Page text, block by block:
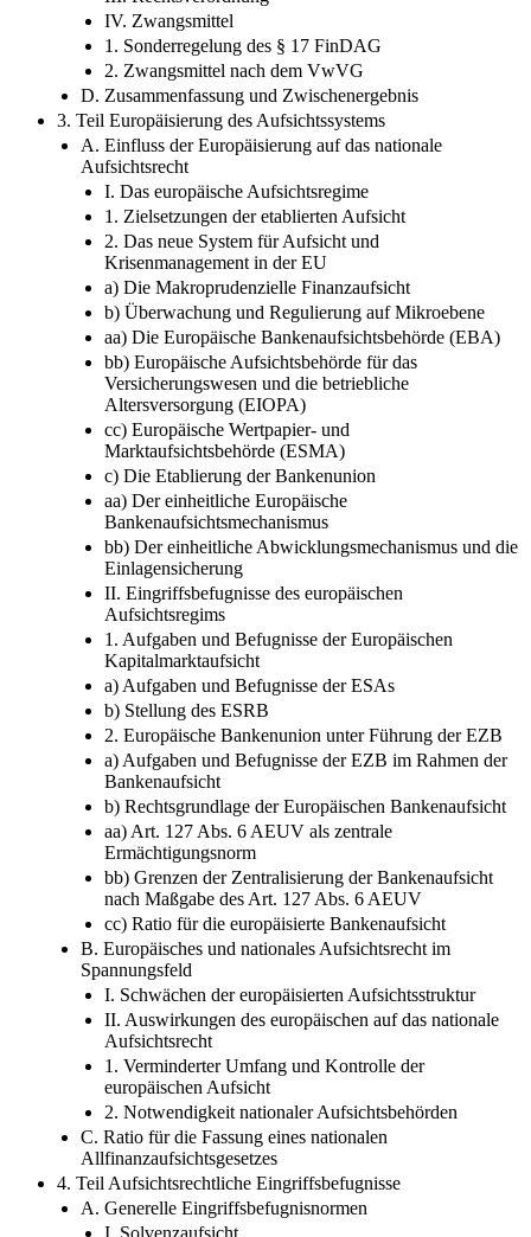
II. Verwaltungsakt gemäß § 35 VwVfG
III. Rechtsverordnung
IV. Zwangsmittel
1. Sonderregelung des § 17 FinDAG
2. Zwangsmittel nach dem VwVG
D. Zusammenfassung und Zwischenergebnis
3. Teil Europäisierung des Aufsichtssystems
A. Einfluss der Europäisierung auf das nationale
Aufsichtsrecht
I. Das europäische Aufsichtsregime
1. Zielsetzungen der etablierten Aufsicht
2. Das neue System für Aufsicht und
Krisenmanagement in der EU
a) Die Makroprudenzielle Finanzaufsicht
b) Überwachung und Regulierung auf Mikroebene
aa) Die Europäische Bankenaufsichtsbehörde (EBA)
bb) Europäische Aufsichtsbehörde für das
Versicherungswesen und die betriebliche
Altersversorgung (EIOPA)
cc) Europäische Wertpapier- und
Marktaufsichtsbehörde (ESMA)
c) Die Etablierung der Bankenunion
aa) Der einheitliche Europäische
Bankenaufsichtsmechanismus
bb) Der einheitliche Abwicklungsmechanismus und die
Einlagensicherung
II. Eingriffsbefugnisse des europäischen
Aufsichtsregims
1. Aufgaben und Befugnisse der Europäischen
Kapitalmarktaufsicht
a) Aufgaben und Befugnisse der ESAs
b) Stellung des ESRB
2. Europäische Bankenunion unter Führung der EZB
a) Aufgaben und Befugnisse der EZB im Rahmen der
Bankenaufsicht
b) Rechtsgrundlage der Europäischen Bankenaufsicht
aa) Art. 127 Abs. 6 AEUV als zentrale
Ermächtigungsnorm
bb) Grenzen der Zentralisierung der Bankenaufsicht
nach Maßgabe des Art. 127 Abs. 6 AEUV
cc) Ratio für die europäisierte Bankenaufsicht
B. Europäisches und nationales Aufsichtsrecht im
Spannungsfeld
I. Schwächen der europäisierten Aufsichtsstruktur
II. Auswirkungen des europäischen auf das nationale
Aufsichtsrecht
1. Verminderter Umfang und Kontrolle der
europäischen Aufsicht
2. Notwendigkeit nationaler Aufsichtsbehörden
C. Ratio für die Fassung eines nationalen
Allfinanzaufsichtsgesetzes
4. Teil Aufsichtsrechtliche Eingriffsbefugnisse